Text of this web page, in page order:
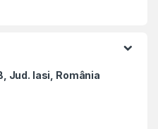
Jud. Iasi, România